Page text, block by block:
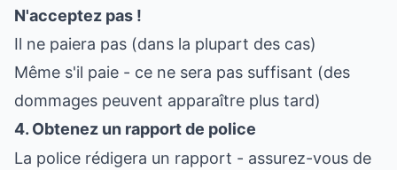
N'acceptez pas !
Il ne paiera pas (dans la plupart des cas)
Même s'il paie - ce ne sera pas suffisant (des
dommages peuvent apparaître plus tard)
4. Obtenez un rapport de police
La police rédigera un rapport - assurez-vous de